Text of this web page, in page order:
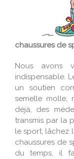
chaussures de
Nous avons
indispensable.
un soutien
semelle molle,
déjà, des
transmis par la
le sport, lâchez
chaussures de
du temps, il